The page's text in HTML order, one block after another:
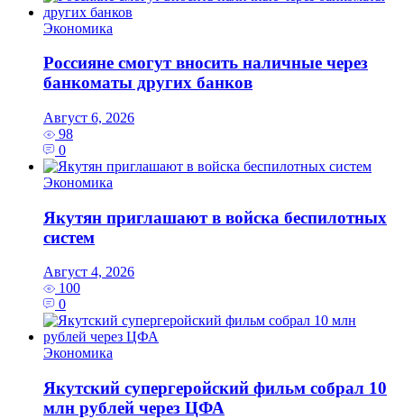
Экономика
Россияне смогут вносить наличные через
банкоматы других банков
Август 6, 2026
98
0
Экономика
Якутян приглашают в войска беспилотных
систем
Август 4, 2026
100
0
Экономика
Якутский супергеройский фильм собрал 10
млн рублей через ЦФА